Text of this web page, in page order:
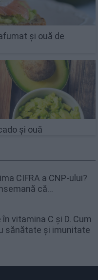
și ouă de
și ouă
CIFRA a CNP-ului?
că...
vitamina C și D. Cum
sănătate și imunitate